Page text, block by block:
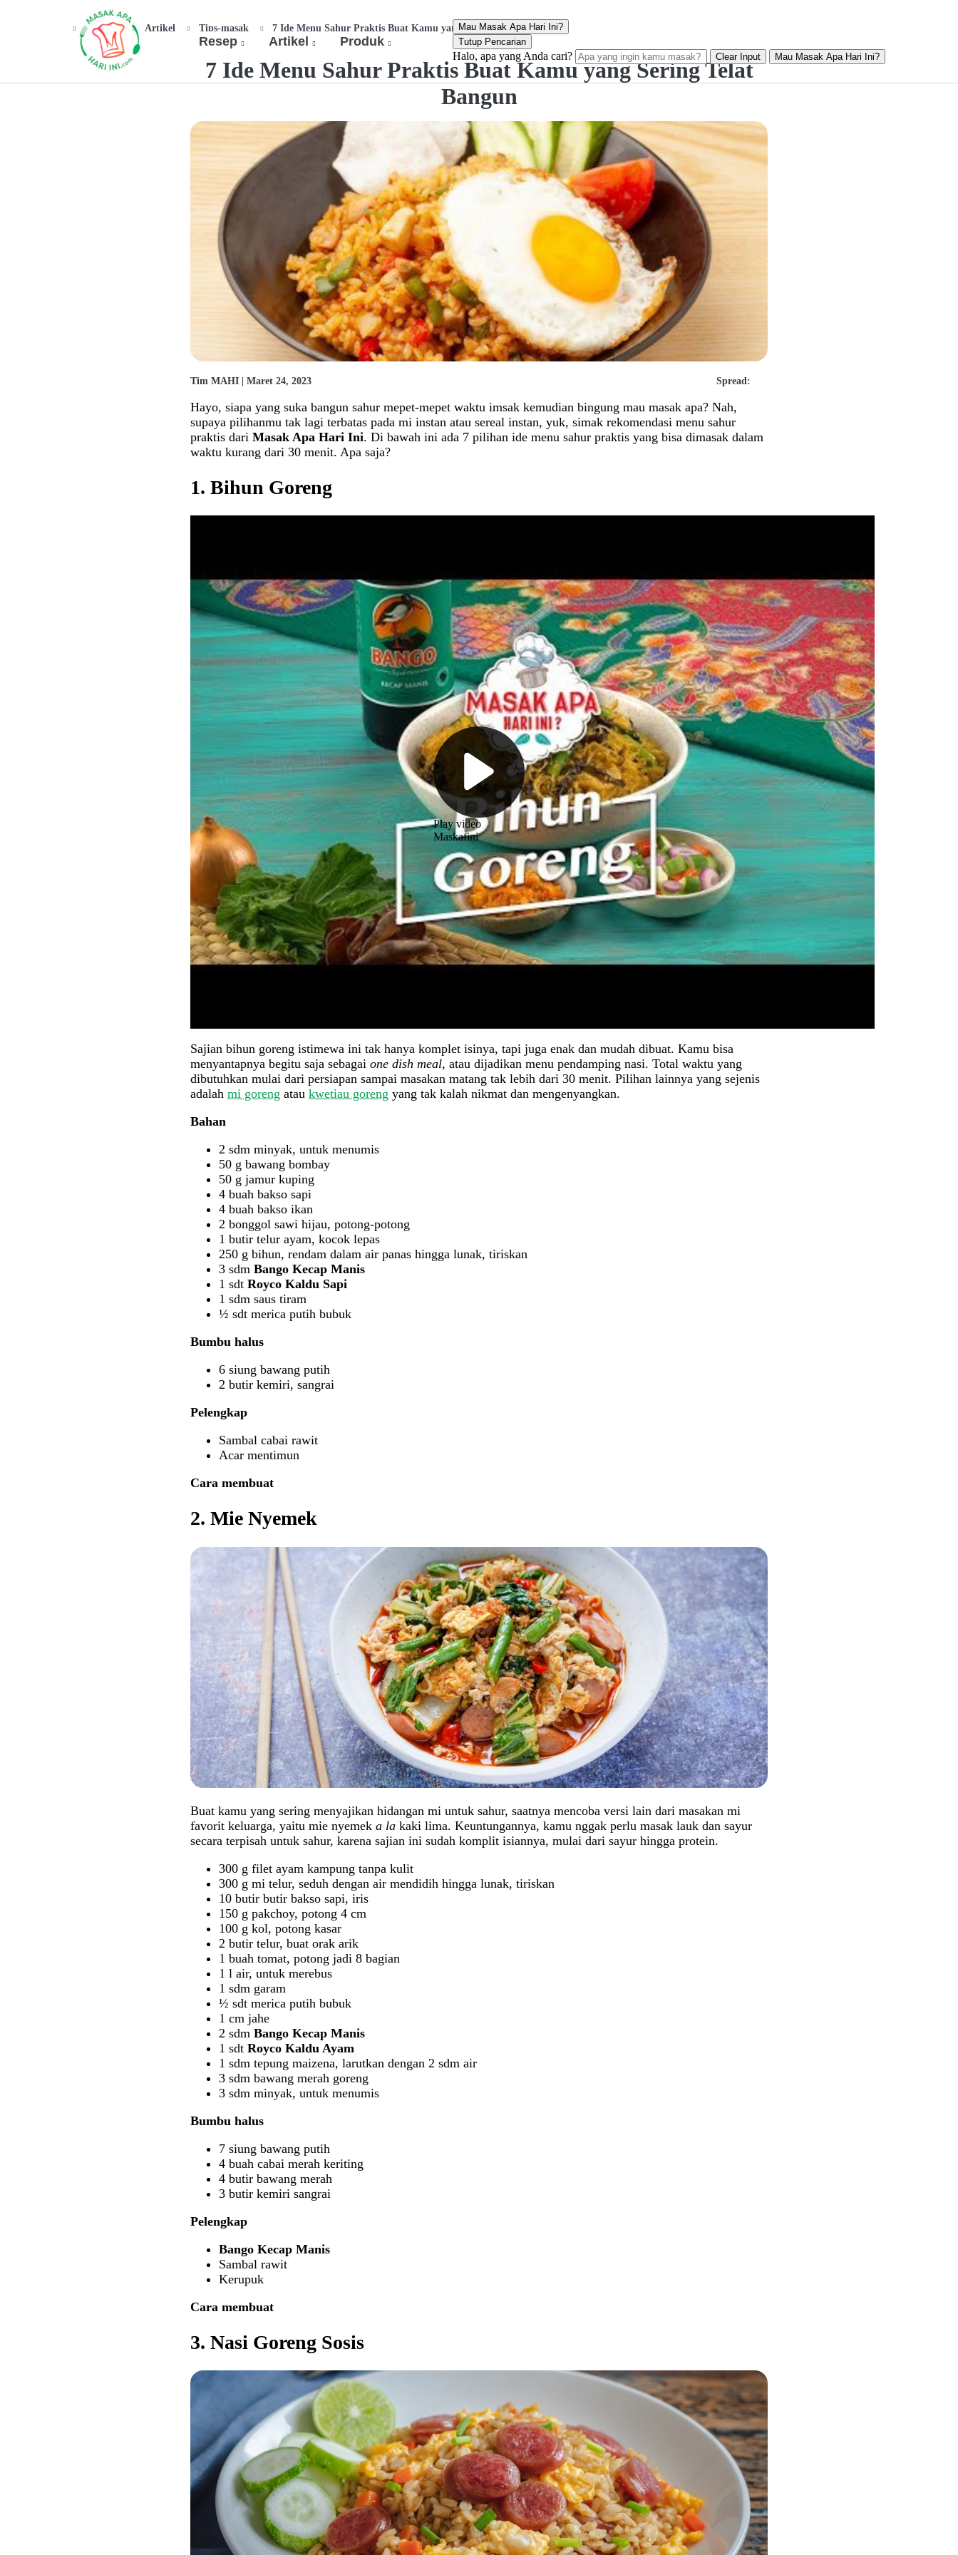
Resep Artikel Produk
Mau Masak Apa Hari Ini?
Tutup Pencarian
Halo, apa yang Anda cari? Clear Input Mau Masak Apa Hari Ini?
Beranda Artikel Tips-masak 7 Ide Menu Sahur Praktis Buat Kamu yang Sering Telat Bangun
7 Ide Menu Sahur Praktis Buat Kamu yang Sering Telat
Bangun
Tim MAHI | Maret 24, 2023 Spread:
Hayo, siapa yang suka bangun sahur mepet-mepet waktu imsak kemudian bingung mau masak apa? Nah,
supaya pilihanmu tak lagi terbatas pada mi instan atau sereal instan, yuk, simak rekomendasi menu sahur
praktis dari Masak Apa Hari Ini. Di bawah ini ada 7 pilihan ide menu sahur praktis yang bisa dimasak dalam
waktu kurang dari 30 menit. Apa saja?
1. Bihun Goreng
Play video
Maskafini
Sajian bihun goreng istimewa ini tak hanya komplet isinya, tapi juga enak dan mudah dibuat. Kamu bisa
menyantapnya begitu saja sebagai one dish meal, atau dijadikan menu pendamping nasi. Total waktu yang
dibutuhkan mulai dari persiapan sampai masakan matang tak lebih dari 30 menit. Pilihan lainnya yang sejenis
adalah mi goreng atau kwetiau goreng yang tak kalah nikmat dan mengenyangkan.
Bahan
2 sdm minyak, untuk menumis
50 g bawang bombay
50 g jamur kuping
4 buah bakso sapi
4 buah bakso ikan
2 bonggol sawi hijau, potong-potong
1 butir telur ayam, kocok lepas
250 g bihun, rendam dalam air panas hingga lunak, tiriskan
3 sdm Bango Kecap Manis
1 sdt Royco Kaldu Sapi
1 sdm saus tiram
½ sdt merica putih bubuk
Bumbu halus
6 siung bawang putih
2 butir kemiri, sangrai
Pelengkap
Sambal cabai rawit
Acar mentimun
Cara membuat
2. Mie Nyemek
Buat kamu yang sering menyajikan hidangan mi untuk sahur, saatnya mencoba versi lain dari masakan mi
favorit keluarga, yaitu mie nyemek a la kaki lima. Keuntungannya, kamu nggak perlu masak lauk dan sayur
secara terpisah untuk sahur, karena sajian ini sudah komplit isiannya, mulai dari sayur hingga protein.
300 g filet ayam kampung tanpa kulit
300 g mi telur, seduh dengan air mendidih hingga lunak, tiriskan
10 butir butir bakso sapi, iris
150 g pakchoy, potong 4 cm
100 g kol, potong kasar
2 butir telur, buat orak arik
1 buah tomat, potong jadi 8 bagian
1 l air, untuk merebus
1 sdm garam
½ sdt merica putih bubuk
1 cm jahe
2 sdm Bango Kecap Manis
1 sdt Royco Kaldu Ayam
1 sdm tepung maizena, larutkan dengan 2 sdm air
3 sdm bawang merah goreng
3 sdm minyak, untuk menumis
Bumbu halus
7 siung bawang putih
4 buah cabai merah keriting
4 butir bawang merah
3 butir kemiri sangrai
Pelengkap
Bango Kecap Manis
Sambal rawit
Kerupuk
Cara membuat
3. Nasi Goreng Sosis